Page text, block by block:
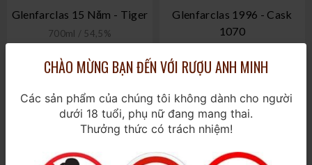
Glenfarclas 15 Năm - Tiger
700ml / 54,5%
Glenfarclas 1996 - Cask
1070
13.600.000₫
CHÀO MỪNG BẠN ĐẾN VỚI RƯỢU ANH MINH
Các sản phẩm của chúng tôi không dành cho người
dưới 18 tuổi, phụ nữ đang mang thai.
Thưởng thức có trách nhiệm!